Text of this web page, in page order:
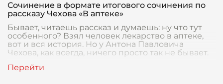
Сочинение в формате итогового сочинения по
рассказу Чехова «В аптеке»
Бывает, читаешь рассказ и думаешь: ну что тут
особенного? Взял человек лекарство в аптеке,
вот и вся история. Но у Антона Павловича
Чехова, как всегда, ничего просто так не бывает.